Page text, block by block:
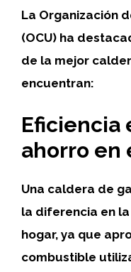
La Organización
(OCU) ha
de la mejor
encuentran:
Eficiencia
ahorro en
Una caldera de
la diferencia en
hogar, ya que
combustible